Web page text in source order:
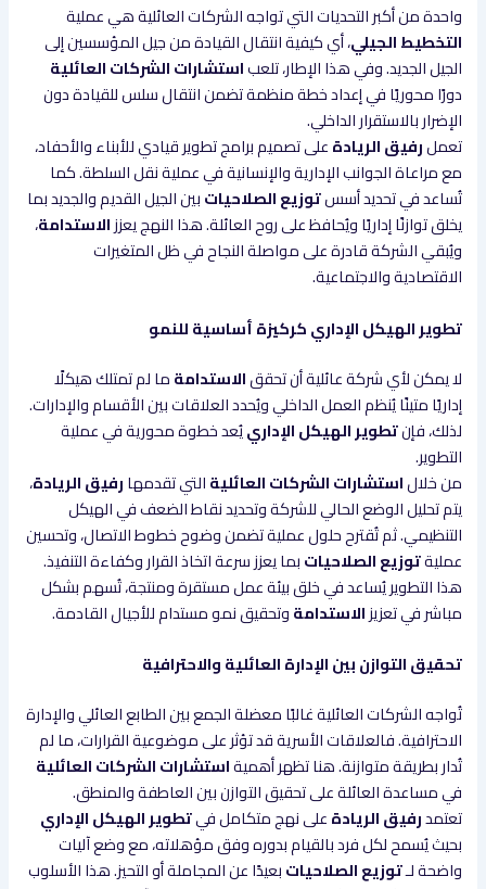
واحدة من أكبر التحديات التي تواجه الشركات العائلية هي عملية
التخطيط الجيلي، أي كيفية انتقال القيادة من جيل المؤسسين إلى
الجيل الجديد. وفي هذا الإطار، تلعباستشارات الشركات العائلية
دورًا محوريًا في إعداد خطة منظمة تضمن انتقال سلس للقيادة دون
الإضرار بالاستقرار الداخلي.
تعملرفيق الريادةعلى تصميم برامج تطوير قيادي للأبناء والأحفاد،
مع مراعاة الجوانب الإدارية والإنسانية في عملية نقل السلطة. كما
تُساعد في تحديد أسستوزيع الصلاحياتبين الجيل القديم والجديد بما
يخلق توازنًا إداريًا ويُحافظ على روح العائلة. هذا النهج يعززالاستدامة،
ويُبقي الشركة قادرة على مواصلة النجاح في ظل المتغيرات
الاقتصادية والاجتماعية.
تطوير الهيكل الإداري كركيزة أساسية للنمو
لا يمكن لأي شركة عائلية أن تحققالاستدامةما لم تمتلك هيكلًا
إداريًا متينًا يُنظم العمل الداخلي ويُحدد العلاقات بين الأقسام والإدارات.
لذلك، فإنتطوير الهيكل الإدارييُعد خطوة محورية في عملية
التطوير.
من خلالاستشارات الشركات العائليةالتي تقدمهارفيق الريادة،
يتم تحليل الوضع الحالي للشركة وتحديد نقاط الضعف في الهيكل
التنظيمي. ثم تُقترح حلول عملية تضمن وضوح خطوط الاتصال، وتحسين
عمليةتوزيع الصلاحياتبما يعزز سرعة اتخاذ القرار وكفاءة التنفيذ.
هذا التطوير يُساعد في خلق بيئة عمل مستقرة ومنتجة، تُسهم بشكل
مباشر في تعزيزالاستدامةوتحقيق نمو مستدام للأجيال القادمة.
تحقيق التوازن بين الإدارة العائلية والاحترافية
تُواجه الشركات العائلية غالبًا معضلة الجمع بين الطابع العائلي والإدارة
الاحترافية. فالعلاقات الأسرية قد تؤثر على موضوعية القرارات، ما لم
تُدار بطريقة متوازنة. هنا تظهر أهميةاستشارات الشركات العائلية
في مساعدة العائلة على تحقيق التوازن بين العاطفة والمنطق.
تعتمدرفيق الريادةعلى نهج متكامل فيتطوير الهيكل الإداري
بحيث يُسمح لكل فرد بالقيام بدوره وفق مؤهلاته، مع وضع آليات
واضحة لـتوزيع الصلاحياتبعيدًا عن المجاملة أو التحيز. هذا الأسلوب